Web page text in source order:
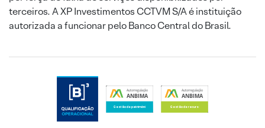
terceiros. A XP Investimentos CCTVM S/A é instituição
autorizada a funcionar pelo Banco Central do Brasil.